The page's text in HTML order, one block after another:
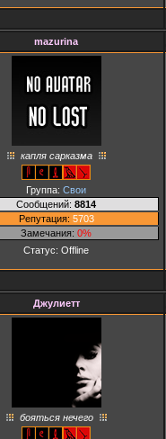
mazurina
капля сарказма
Группа: Свои
Сообщений: 8814
Репутация: 5703
Замечания: 0%
Статус: Offline
Джулиетт
бояться нечего